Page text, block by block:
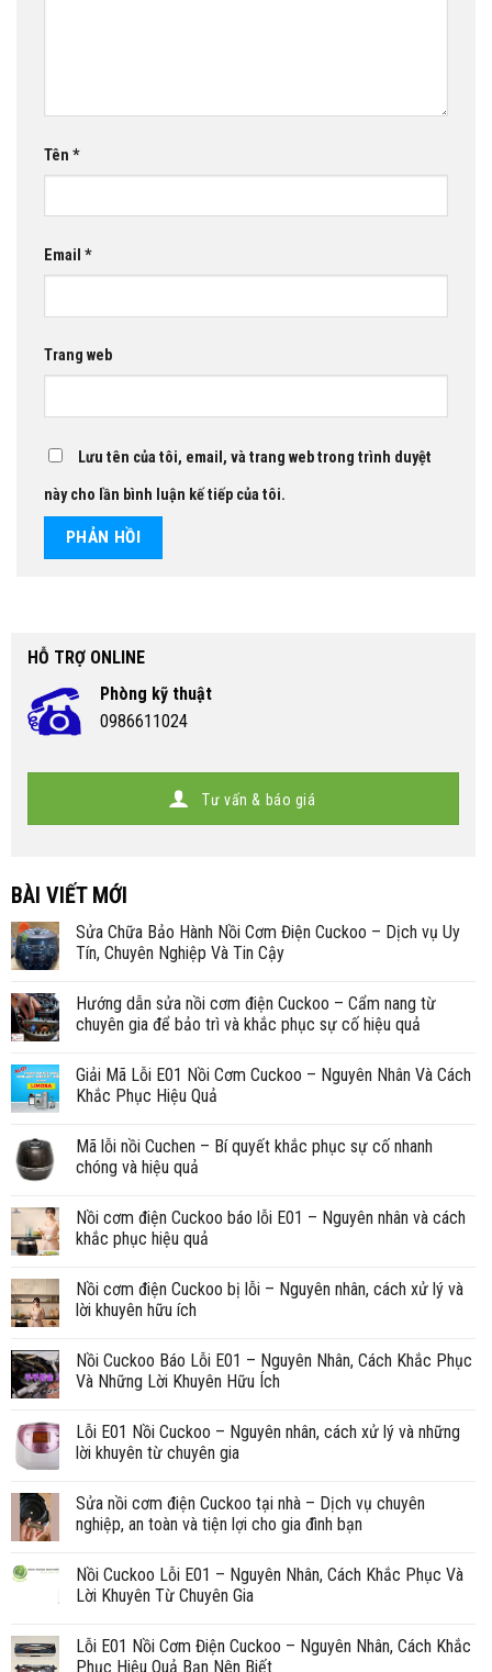
Tên *
Email *
Trang web
Lưu tên của tôi, email, và trang web trong trình duyệt
này cho lần bình luận kế tiếp của tôi.
HỖ TRỢ ONLINE
Phòng kỹ thuật
0986611024
Tư vấn & báo giá
BÀI VIẾT MỚI
Sửa Chữa Bảo Hành Nồi Cơm Điện Cuckoo – Dịch vụ Uy
Tín, Chuyên Nghiệp Và Tin Cậy
Hướng dẫn sửa nồi cơm điện Cuckoo – Cẩm nang từ
chuyên gia để bảo trì và khắc phục sự cố hiệu quả
Giải Mã Lỗi E01 Nồi Cơm Cuckoo – Nguyên Nhân Và Cách
Khắc Phục Hiệu Quả
Mã lỗi nồi Cuchen – Bí quyết khắc phục sự cố nhanh
chóng và hiệu quả
Nồi cơm điện Cuckoo báo lỗi E01 – Nguyên nhân và cách
khắc phục hiệu quả
Nồi cơm điện Cuckoo bị lỗi – Nguyên nhân, cách xử lý và
lời khuyên hữu ích
Nồi Cuckoo Báo Lỗi E01 – Nguyên Nhân, Cách Khắc Phục
Và Những Lời Khuyên Hữu Ích
Lỗi E01 Nồi Cuckoo – Nguyên nhân, cách xử lý và những
lời khuyên từ chuyên gia
Sửa nồi cơm điện Cuckoo tại nhà – Dịch vụ chuyên
nghiệp, an toàn và tiện lợi cho gia đình bạn
Nồi Cuckoo Lỗi E01 – Nguyên Nhân, Cách Khắc Phục Và
Lời Khuyên Từ Chuyên Gia
Lỗi E01 Nồi Cơm Điện Cuckoo – Nguyên Nhân, Cách Khắc
Phục Hiệu Quả Bạn Nên Biết